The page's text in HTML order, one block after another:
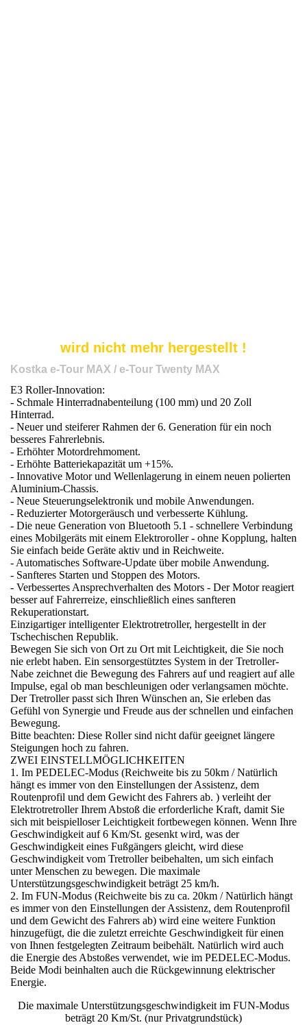
wird nicht mehr hergestellt !
Kostka e-Tour MAX / e-Tour Twenty MAX
E3 Roller-Innovation:
- Schmale Hinterradnabenteilung (100 mm) und 20 Zoll
Hinterrad.
- Neuer und steiferer Rahmen der 6. Generation für ein noch
besseres Fahrerlebnis.
- Erhöhter Motordrehmoment.
- Erhöhte Batteriekapazität um +15%.
- Innovative Motor und Wellenlagerung in einem neuen polierten
Aluminium-Chassis.
- Neue Steuerungselektronik und mobile Anwendungen.
- Reduzierter Motorgeräusch und verbesserte Kühlung.
- Die neue Generation von Bluetooth 5.1 - schnellere Verbindung
eines Mobilgeräts mit einem Elektroroller - ohne Kopplung, halten
Sie einfach beide Geräte aktiv und in Reichweite.
- Automatisches Software-Update über mobile Anwendung.
- Sanfteres Starten und Stoppen des Motors.
- Verbessertes Ansprechverhalten des Motors - Der Motor reagiert
besser auf Fahrerreize, einschließlich eines sanfteren
Rekuperationstart.
Einzigartiger intelligenter Elektrotretroller, hergestellt in der
Tschechischen Republik.
Bewegen Sie sich von Ort zu Ort mit Leichtigkeit, die Sie noch
nie erlebt haben. Ein sensorgestütztes System in der Tretroller-
Nabe zeichnet die Bewegung des Fahrers auf und reagiert auf alle
Impulse, egal ob man beschleunigen oder verlangsamen möchte.
Der Tretroller passt sich Ihren Wünschen an, Sie erleben das
Gefühl von Synergie und Freude aus der schnellen und einfachen
Bewegung.
Bitte beachten: Diese Roller sind nicht dafür geeignet längere
Steigungen hoch zu fahren.
ZWEI EINSTELLMÖGLICHKEITEN
1. Im PEDELEC-Modus (Reichweite bis zu 50km / Natürlich
hängt es immer von den Einstellungen der Assistenz, dem
Routenprofil und dem Gewicht des Fahrers ab. ) verleiht der
Elektrotretroller Ihrem Abstoß die erforderliche Kraft, damit Sie
sich mit beispielloser Leichtigkeit fortbewegen können. Wenn Ihre
Geschwindigkeit auf 6 Km/St. gesenkt wird, was der
Geschwindigkeit eines Fußgängers gleicht, wird diese
Geschwindigkeit vom Tretroller beibehalten, um sich einfach
unter Menschen zu bewegen. Die maximale
Unterstützungsgeschwindigkeit beträgt 25 km/h.
2. Im FUN-Modus (Reichweite bis zu ca. 20km / Natürlich hängt
es immer von den Einstellungen der Assistenz, dem Routenprofil
und dem Gewicht des Fahrers ab) wird eine weitere Funktion
hinzugefügt, die die zuletzt erreichte Geschwindigkeit für einen
von Ihnen festgelegten Zeitraum beibehält. Natürlich wird auch
die Energie des Abstoßes verwendet, wie im PEDELEC-Modus.
Beide Modi beinhalten auch die Rückgewinnung elektrischer
Energie.
Die maximale Unterstützungsgeschwindigkeit im FUN-Modus
beträgt 20 Km/St. (nur Privatgrundstück)